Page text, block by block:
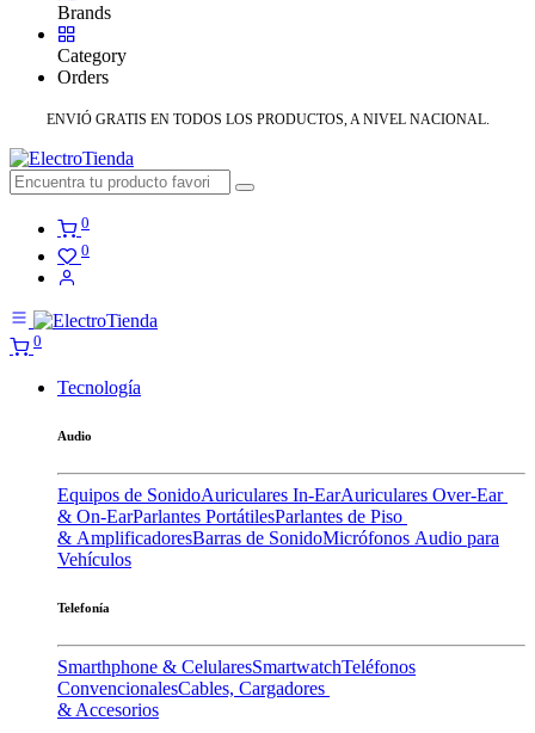
Brands
Category
Orders
ENVIÓ GRATIS EN TODOS LOS PRODUCTOS, A NIVEL NACIONAL.
0
0
0
Tecnología
Audio
Equipos de SonidoAuriculares In-EarAuriculares Over-Ear
& On-EarParlantes PortátilesParlantes de Piso
& AmplificadoresBarras de SonidoMicrófonos Audio para
Vehículos
Telefonía
Smarthphone & CelularesSmartwatchTeléfonos
ConvencionalesCables, Cargadores
& Accesorios